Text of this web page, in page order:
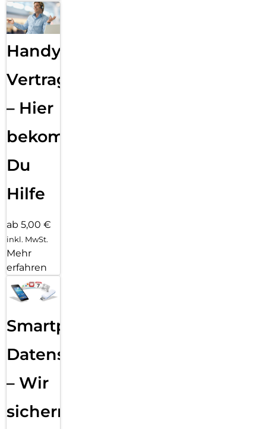
Handy
Vertragsabwicklung
– Hier
bekommst
Du
Hilfe
ab 5,00 €
inkl. MwSt.
Mehr
erfahren
Smartphone
Datensicherung
– Wir
sichern